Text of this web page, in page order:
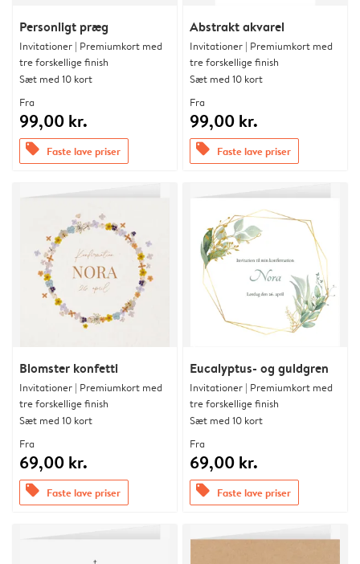
Personligt præg
Invitationer | Premiumkort med
tre forskellige finish
Sæt med 10 kort
Fra
99,00 kr.
offers Faste lave priser
Abstrakt akvarel
Invitationer | Premiumkort med
tre forskellige finish
Sæt med 10 kort
Fra
99,00 kr.
offers Faste lave priser
Blomster konfetti
Invitationer | Premiumkort med
tre forskellige finish
Sæt med 10 kort
Fra
69,00 kr.
offers Faste lave priser
Eucalyptus- og guldgren
Invitationer | Premiumkort med
tre forskellige finish
Sæt med 10 kort
Fra
69,00 kr.
offers Faste lave priser